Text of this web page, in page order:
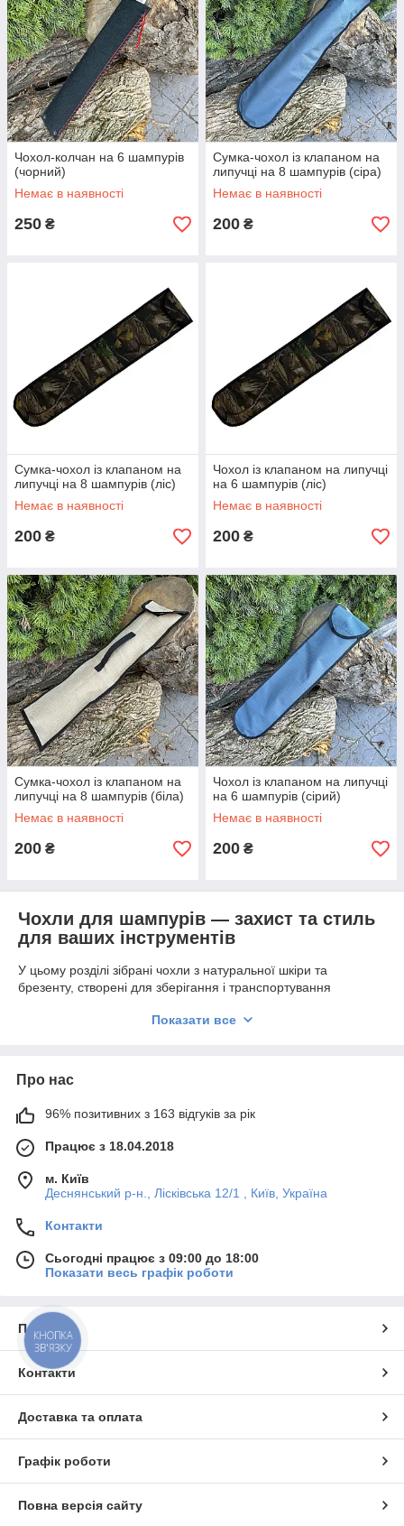
Чохол-колчан на 6 шампурів
(чорний)
Немає в наявності
250 ₴
Сумка-чохол із клапаном на
липучці на 8 шампурів (сіра)
Немає в наявності
200 ₴
Сумка-чохол із клапаном на
липучці на 8 шампурів (ліс)
Немає в наявності
200 ₴
Чохол із клапаном на липучці
на 6 шампурів (ліс)
Немає в наявності
200 ₴
Сумка-чохол із клапаном на
липучці на 8 шампурів (біла)
Немає в наявності
200 ₴
Чохол із клапаном на липучці
на 6 шампурів (сірий)
Немає в наявності
200 ₴
Чохли для шампурів — захист та стиль
для ваших інструментів
У цьому розділі зібрані чохли з натуральної шкіри та
брезенту, створені для зберігання і транспортування
Чохли не просто декоративні — вони захищають шампури від
👜Натуральна шкіра
виглядають солідно і витримують тривале використання.
впливу навколишнього середовища.
🔐
утримують шампури на місці при транспортуванні.
шампурів і може стати завершальним штрихом
Показати все
Про нас
96% позитивних з 163 відгуків за рік
Працює з 18.04.2018
м. Київ
Деснянський р-н., Лісківська 12/1 , Київ, Україна
Контакти
Сьогодні працює з 09:00 до 18:00
Показати весь графік роботи
Про нас
Контакти
Доставка та оплата
Графік роботи
Повна версія сайту
КНОПКА
ЗВ'ЯЗКУ